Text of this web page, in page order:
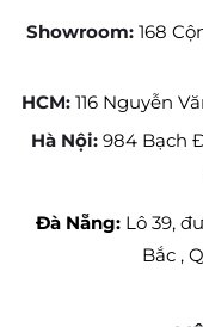
Showroom: 168
HCM: 116 Nguyễn
Hà Nội: 984 Bạch
Đà Nẵng: Lô 39,
Bắc ,